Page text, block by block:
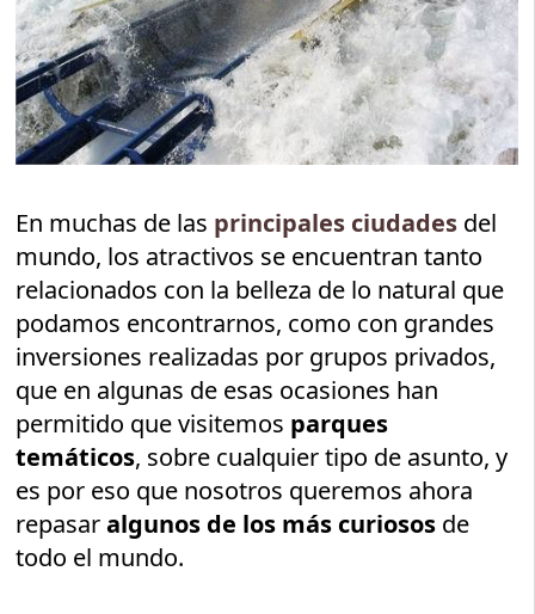
En muchas de las principales ciudades del
mundo, los atractivos se encuentran tanto
relacionados con la belleza de lo natural que
podamos encontrarnos, como con grandes
inversiones realizadas por grupos privados,
que en algunas de esas ocasiones han
permitido que visitemos parques
temáticos, sobre cualquier tipo de asunto, y
es por eso que nosotros queremos ahora
repasaralgunos de los más curiosos de
todo el mundo.